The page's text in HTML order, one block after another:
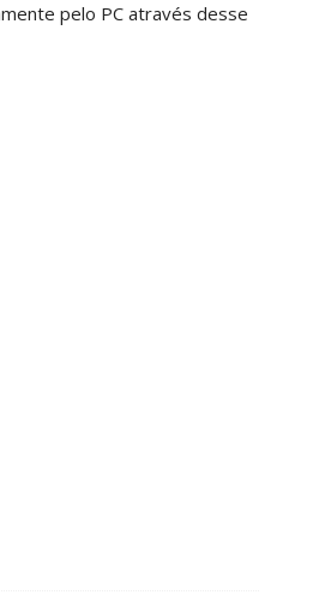
pelo PC através desse